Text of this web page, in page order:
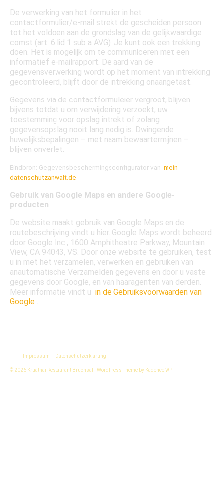
De verwerking van het formulier in het
contactformulier/e-mail strekt de gescheiden persoon
tot het voldoen aan de grondslag van de gelijkwaardige
comst (art. 6 lid 1 sub a AVG). Je kunt ook een trekking
doen. Het is mogelijk om te communiceren met een
informatief e-mailrapport. De aard van de
gegevensverwerking wordt op het moment van intrekking
gecontroleerd, blijft door de intrekking onaangetast.
Gegevens via de contactformuleier vergroot, blijven
bijvens totdat u om verwijdering verzoekt, uw
toestemming voor opslag intrekt of zolang
gegevensopslag nooit lang nodig is. Dwingende
huwelijksbepalingen – met naam bewaartermijnen –
blijven onverlet.
Eindbron: Gegevensbeschermingsconfigurator van mein-
datenschutzanwalt.de
Gebruik van Google Maps en andere Google-
producten
De website maakt gebruik van Google Maps en de
routebeschrijving vindt u hier. Google Maps wordt beheerd
door Google Inc., 1600 Amphitheatre Parkway, Mountain
View, CA 94043, VS. Door onze website te gebruiken, test
u in met het verzamelen, verwerken en gebruiken van
anautomatische Verzamelden gegevens en door u vaste
gegevens door Google, en van haaragenten van derden.
Meer informatie vindt u in de Gebruiksvoorwaarden van
Google .
Impressum Datenschutzerklärung
© 2026 Kruathai Restaurant Bruchsal - WordPress Theme by Kadence WP